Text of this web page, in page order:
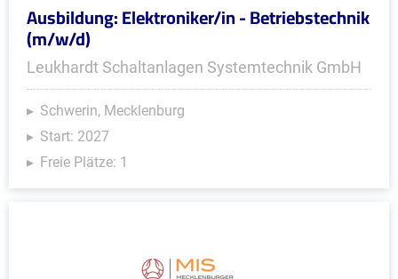
Ausbildung: Elektroniker/in - Betriebstechnik
(m/w/d)
Leukhardt Schaltanlagen Systemtechnik GmbH
Schwerin, Mecklenburg
Start: 2027
Freie Plätze: 1